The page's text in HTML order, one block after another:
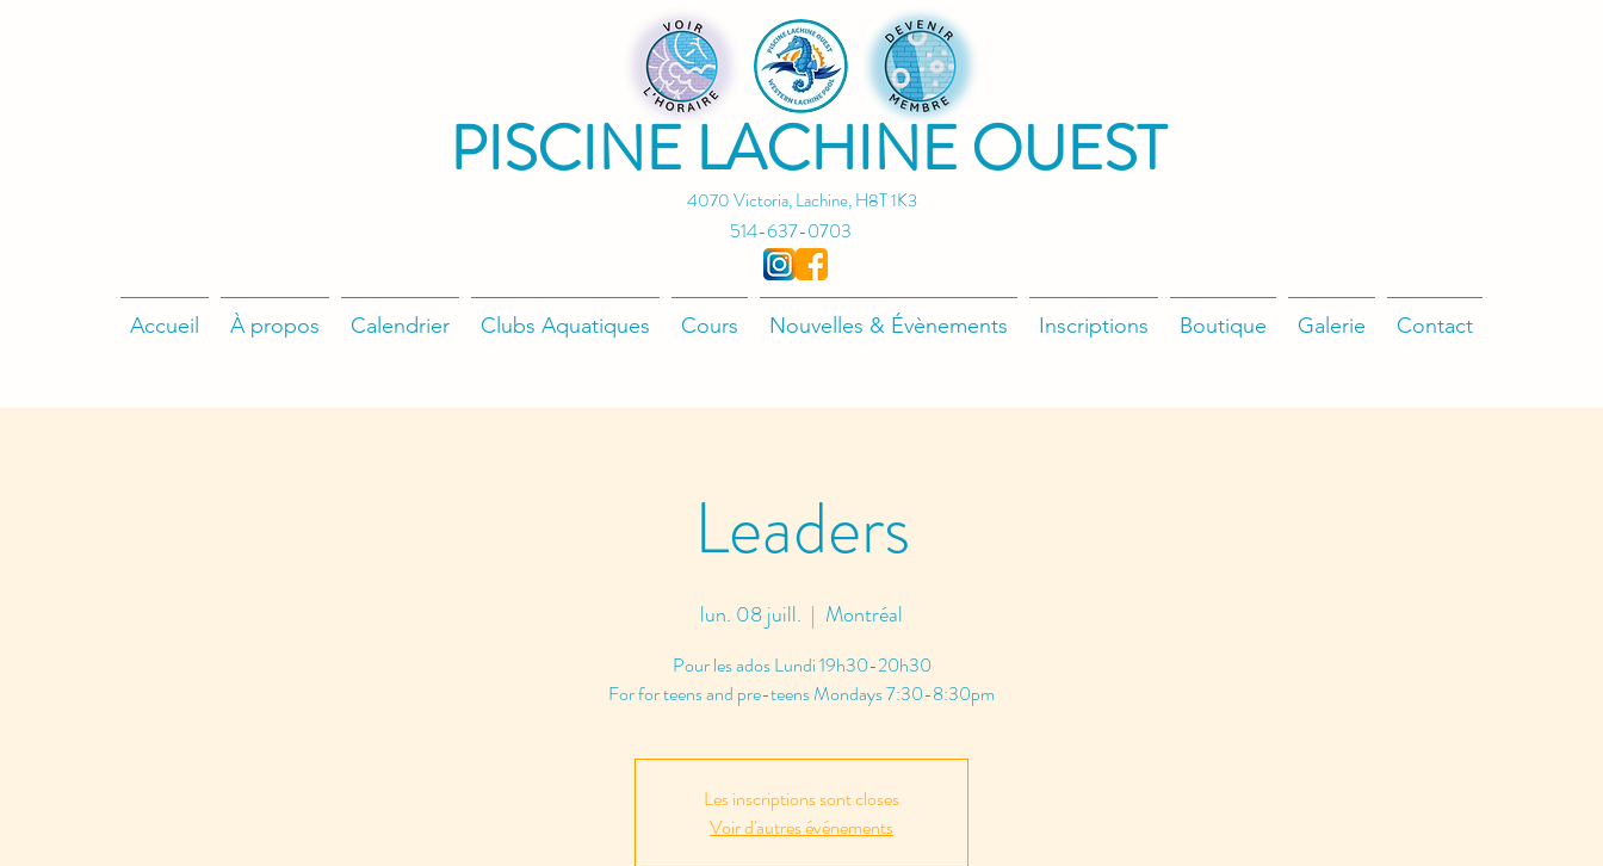
4070 Victoria, Lachine, H8T 1K3
PISCINE LACHINE OUEST
514-637-0703
Accueil À propos Calendrier Clubs Aquatiques Cours Nouvelles & Évènements Inscriptions Boutique Galerie Contact
Leaders
lun. 08 juill.
  |
Montréal
Pour les ados Lundi 19h30-20h30
For for teens and pre-teens Mondays 7:30-8:30pm
Les inscriptions sont closes
Voir d'autres événements